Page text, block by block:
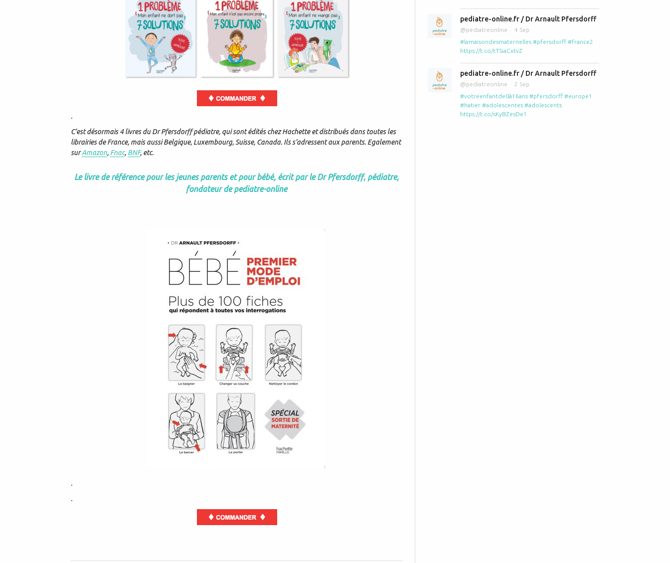
.
C’est désormais 4 livres du Dr Pfersdorff pédiatre, qui sont édités chez Hachette et distribués dans toutes les
librairies de France, mais aussi Belgique, Luxembourg, Suisse, Canada. Ils s’adressent aux parents. Egalement
surAmazon, Fnac, BNF, etc.
Le livre de référence pour les jeunes parents et pour bébé, écrit par le Dr Pfersdorff, pédiatre,
fondateur de pediatre-online
.
.
pediatre-online.fr / Dr Arnault Pfersdorff
@pediatreonline
4 Sep
#lamaisondesmaternelles #pfersdorff #france2
https://t.co/tTSiaCxtvZ
pediatre-online.fr / Dr Arnault Pfersdorff
@pediatreonline
2 Sep
#votreenfantde0à16ans #pfersdorff #europe1
#hatier #adolescentes #adolescents
https://t.co/sKyBZesDe1